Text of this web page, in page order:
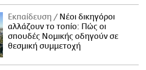
Εκπαίδευση
Νέοι δικηγόροι
αλλάζουν το τοπίο: Πώς οι
σπουδές Νομικής οδηγούν σε
θεσμική συμμετοχή